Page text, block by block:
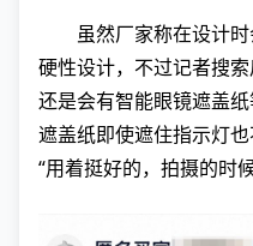
虽然厂家称在设计
硬性设计，不过记者搜
还是会有智能眼镜遮盖
遮盖纸即使遮住指示灯
“用着挺好的，拍摄的时候